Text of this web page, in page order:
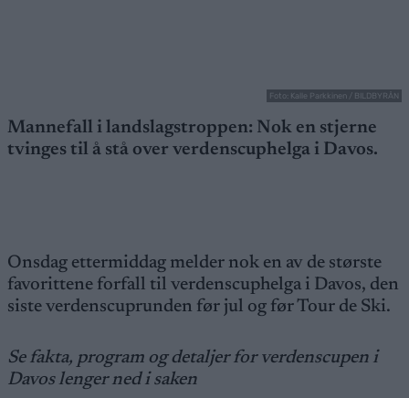
Foto: Kalle Parkkinen / BILDBYRÅN
Mannefall i landslagstroppen: Nok en stjerne
tvinges til å stå over verdenscuphelga i Davos.
Onsdag ettermiddag melder nok en av de største
favorittene forfall til verdenscuphelga i Davos, den
siste verdenscuprunden før jul og før Tour de Ski.
Se fakta, program og detaljer for verdenscupen i
Davos lenger ned i saken